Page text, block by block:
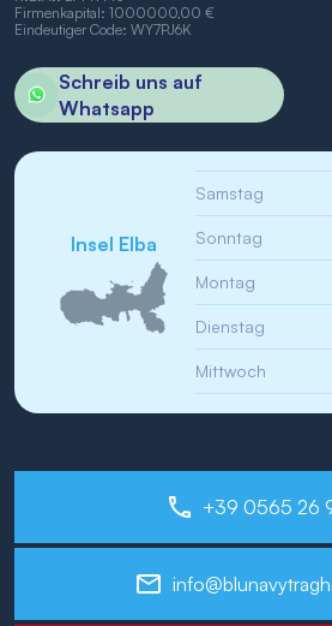
Firmenkapital: 1000000,00 €
Eindeutiger Code: WY7PJ6K
Schreib uns auf
Whatsapp
Insel Elba
Samstag
Sonntag
Montag
Dienstag
Mittwoch
+39 0565 26